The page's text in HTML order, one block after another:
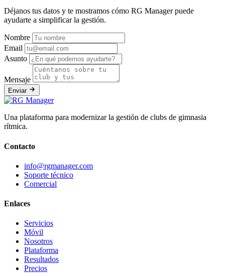
Déjanos tus datos y te mostramos cómo RG Manager puede
ayudarte a simplificar la gestión.
Nombre
Email
Asunto
Mensaje
Enviar
Una plataforma para modernizar la gestión de clubs de gimnasia
rítmica.
Contacto
info@rgmanager.com
Soporte técnico
Comercial
Enlaces
Servicios
Móvil
Nosotros
Plataforma
Resultados
Precios